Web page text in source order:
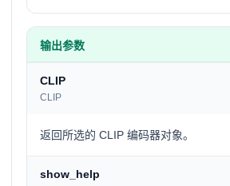
输出参数
CLIP
CLIP
返回所选的 CLIP 编码器对象。
show_help